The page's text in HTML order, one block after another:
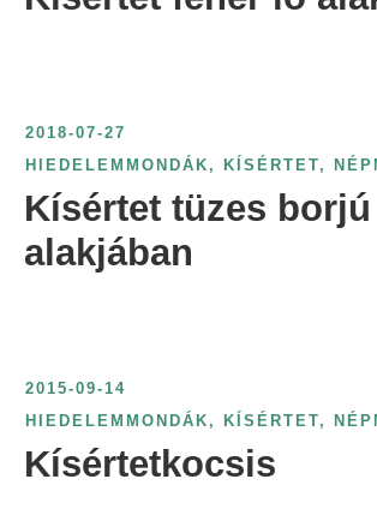
2018-07-27
HIEDELEMMONDÁK , KÍSÉRTET,
Kísértet tüzes borjú
alakjában
2015-09-14
HIEDELEMMONDÁK , KÍSÉRTET,
Kísértetkocsis